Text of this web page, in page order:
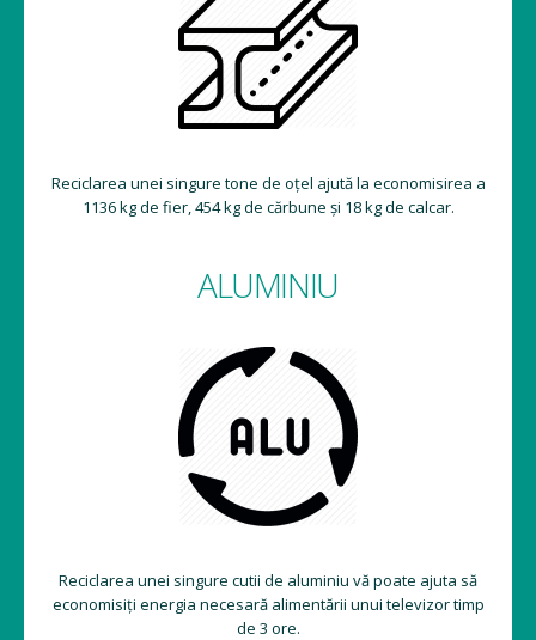
Reciclarea unei singure tone de oțel ajută la economisirea a
1136 kg de fier, 454 kg de cărbune și 18 kg de calcar.
ALUMINIU
Reciclarea unei singure cutii de aluminiu vă poate ajuta să
economisiți energia necesară alimentării unui televizor timp
de 3 ore.